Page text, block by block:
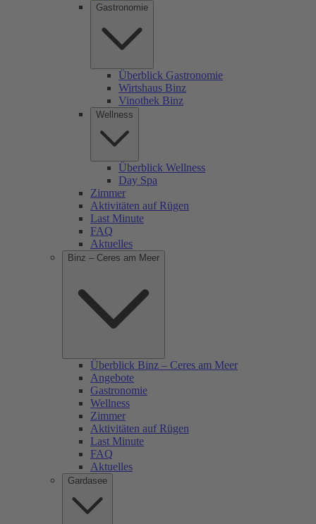
Gastronomie
Überblick Gastronomie
Wirtshaus Binz
Vinothek Binz
Wellness
Überblick Wellness
Day Spa
Zimmer
Aktivitäten auf Rügen
Last Minute
FAQ
Aktuelles
Binz – Ceres am Meer
Überblick Binz – Ceres am Meer
Angebote
Gastronomie
Wellness
Zimmer
Aktivitäten auf Rügen
Last Minute
FAQ
Aktuelles
Gardasee